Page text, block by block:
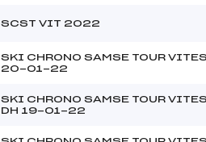
SCST VIT 2022
SKI CHRONO SAMSE TOUR
20-01-22
SKI CHRONO SAMSE TOUR
DH 19-01-22